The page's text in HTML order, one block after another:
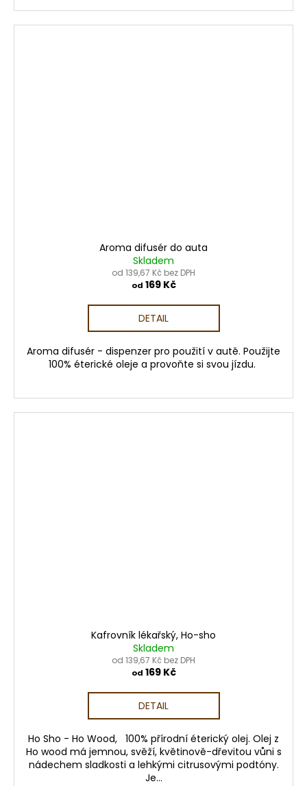
Aroma difusér do auta
Skladem
od 139,67 Kč bez DPH
od 169 Kč
DETAIL
Aroma difusér - dispenzer pro použití v autě. Použijte
100% éterické oleje a provoňte si svou jízdu.
Kafrovník lékařský, Ho-sho
Skladem
od 139,67 Kč bez DPH
od 169 Kč
DETAIL
Ho Sho - Ho Wood, 100% přírodní éterický olej. Olej z
Ho wood má jemnou, svěží, květinově-dřevitou vůni s
nádechem sladkosti a lehkými citrusovými podtóny.
Je...